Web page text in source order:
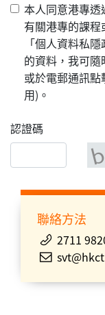
本人同意港專
有關港專的課
「個人資料私
的資料，我可隨
或於電郵通訊
用)。
認證碼
聯絡方法
2711